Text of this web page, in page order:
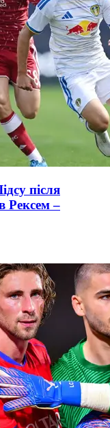
після
Рексем –